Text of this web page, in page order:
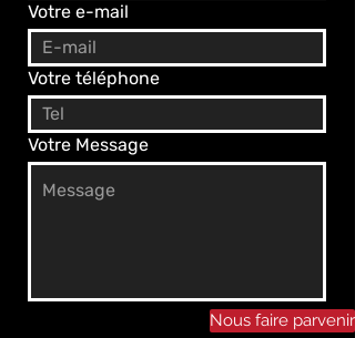
Votre e-mail
Votre téléphone
Votre Message
Nous faire parvenir